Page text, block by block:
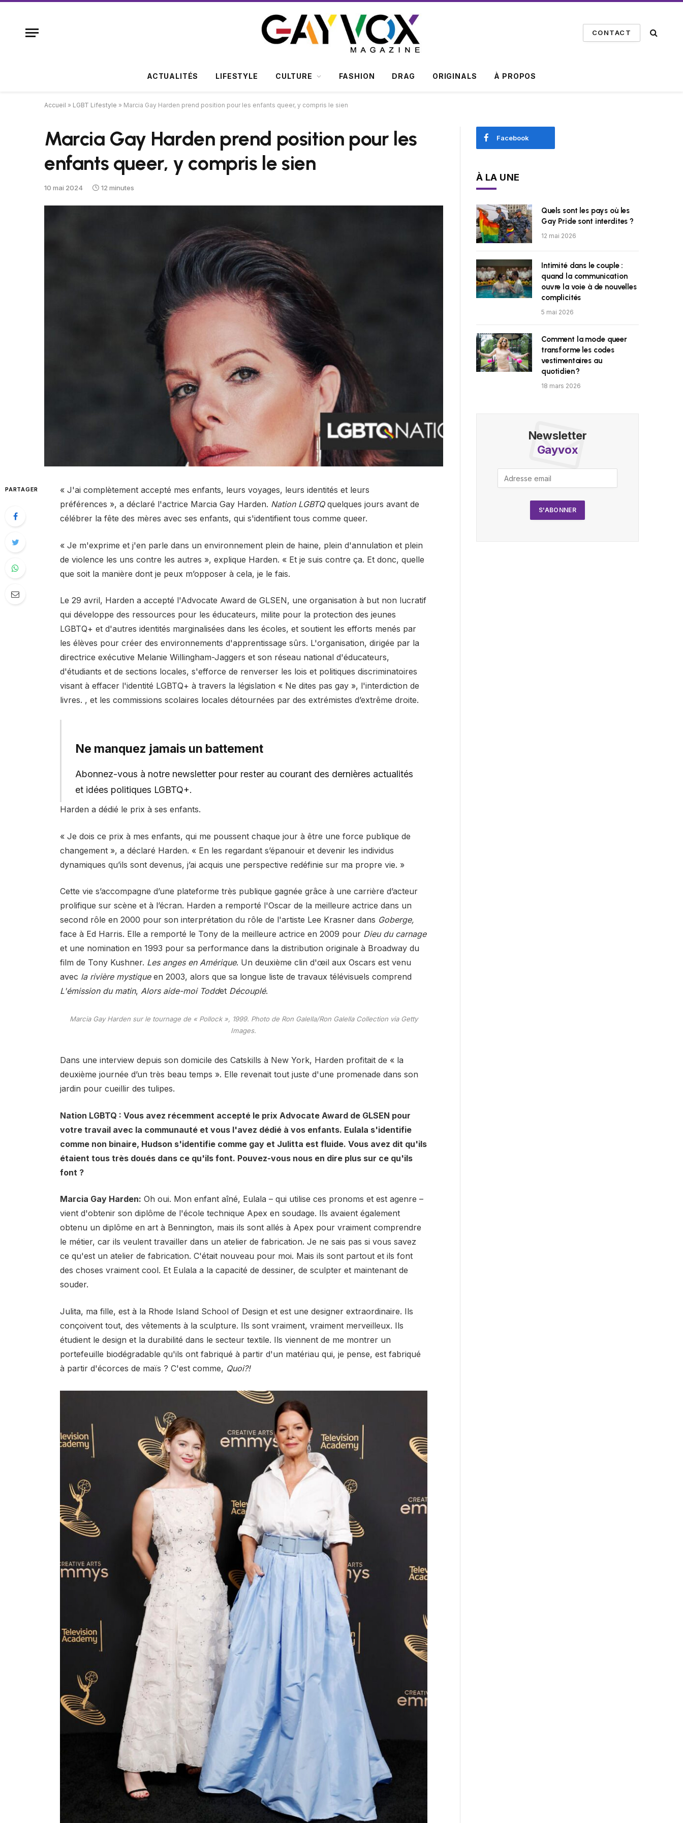
CONTACT
ACTUALITÉS LIFESTYLE CULTURE FASHION DRAG ORIGINALS À PROPOS
Accueil » LGBT Lifestyle » Marcia Gay Harden prend position pour les enfants queer, y compris le sien
Marcia Gay Harden prend position pour les
enfants queer, y compris le sien
10 mai 2024 12 minutes
PARTAGER
« J'ai complètement accepté mes enfants, leurs voyages, leurs identités et leurs
préférences », a déclaré l'actrice Marcia Gay Harden. Nation LGBTQquelques jours avant de
célébrer la fête des mères avec ses enfants, qui s'identifient tous comme queer.
« Je m'exprime et j'en parle dans un environnement plein de haine, plein d'annulation et plein
de violence les uns contre les autres », explique Harden. « Et je suis contre ça. Et donc, quelle
que soit la manière dont je peux m’opposer à cela, je le fais.
Le 29 avril, Harden a accepté l'Advocate Award de GLSEN, une organisation à but non lucratif
qui développe des ressources pour les éducateurs, milite pour la protection des jeunes
LGBTQ+ et d'autres identités marginalisées dans les écoles, et soutient les efforts menés par
les élèves pour créer des environnements d'apprentissage sûrs. L'organisation, dirigée par la
directrice exécutive Melanie Willingham-Jaggers et son réseau national d'éducateurs,
d'étudiants et de sections locales, s'efforce de renverser les lois et politiques discriminatoires
visant à effacer l'identité LGBTQ+ à travers la législation « Ne dites pas gay », l'interdiction de
livres. , et les commissions scolaires locales détournées par des extrémistes d’extrême droite.
Ne manquez jamais un battement
Abonnez-vous à notre newsletter pour rester au courant des dernières actualités
et idées politiques LGBTQ+.
Harden a dédié le prix à ses enfants.
« Je dois ce prix à mes enfants, qui me poussent chaque jour à être une force publique de
changement », a déclaré Harden. « En les regardant s’épanouir et devenir les individus
dynamiques qu’ils sont devenus, j’ai acquis une perspective redéfinie sur ma propre vie. »
Cette vie s’accompagne d’une plateforme très publique gagnée grâce à une carrière d’acteur
prolifique sur scène et à l’écran. Harden a remporté l'Oscar de la meilleure actrice dans un
second rôle en 2000 pour son interprétation du rôle de l'artiste Lee Krasner dans Goberge,
face à Ed Harris. Elle a remporté le Tony de la meilleure actrice en 2009 pour Dieu du carnage
et une nomination en 1993 pour sa performance dans la distribution originale à Broadway du
film de Tony Kushner. Les anges en Amérique. Un deuxième clin d'œil aux Oscars est venu
avec la rivière mystiqueen 2003, alors que sa longue liste de travaux télévisuels comprend
L'émission du matin, Alors aide-moi Toddet Découplé.
Marcia Gay Harden sur le tournage de « Pollock », 1999. Photo de Ron Galella/Ron Galella Collection via Getty
Images.
Dans une interview depuis son domicile des Catskills à New York, Harden profitait de « la
deuxième journée d’un très beau temps ». Elle revenait tout juste d'une promenade dans son
jardin pour cueillir des tulipes.
Nation LGBTQ : Vous avez récemment accepté le prix Advocate Award de GLSEN pour
votre travail avec la communauté et vous l'avez dédié à vos enfants. Eulala s'identifie
comme non binaire, Hudson s'identifie comme gay et Julitta est fluide. Vous avez dit qu'ils
étaient tous très doués dans ce qu'ils font. Pouvez-vous nous en dire plus sur ce qu'ils
font ?
Marcia Gay Harden: Oh oui. Mon enfant aîné, Eulala – qui utilise ces pronoms et est agenre –
vient d'obtenir son diplôme de l'école technique Apex en soudage. Ils avaient également
obtenu un diplôme en art à Bennington, mais ils sont allés à Apex pour vraiment comprendre
le métier, car ils veulent travailler dans un atelier de fabrication. Je ne sais pas si vous savez
ce qu'est un atelier de fabrication. C'était nouveau pour moi. Mais ils sont partout et ils font
des choses vraiment cool. Et Eulala a la capacité de dessiner, de sculpter et maintenant de
souder.
Julita, ma fille, est à la Rhode Island School of Design et est une designer extraordinaire. Ils
conçoivent tout, des vêtements à la sculpture. Ils sont vraiment, vraiment merveilleux. Ils
étudient le design et la durabilité dans le secteur textile. Ils viennent de me montrer un
portefeuille biodégradable qu'ils ont fabriqué à partir d'un matériau qui, je pense, est fabriqué
à partir d'écorces de maïs ? C'est comme, Quoi?!
Facebook
À LA UNE
Quels sont les pays où les
Gay Pride sont interdites ?
12 mai 2026
Intimité dans le couple :
quand la communication
ouvre la voie à de nouvelles
complicités
5 mai 2026
Comment la mode queer
transforme les codes
vestimentaires au
quotidien ?
18 mars 2026
Newsletter
Gayvox